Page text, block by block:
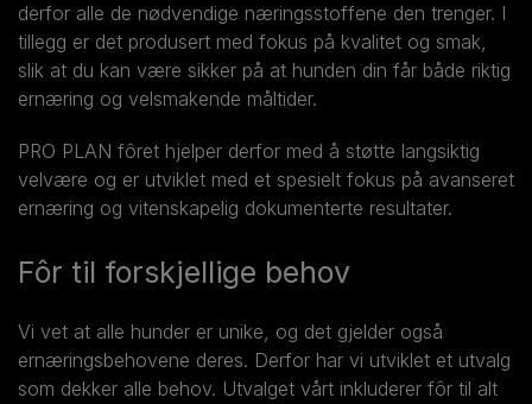
derfor alle de nødvendige næringsstoffene den trenger. I
tillegg er det produsert med fokus på kvalitet og smak,
slik at du kan være sikker på at hunden din får både riktig
ernæring og velsmakende måltider.
PRO PLAN fôret hjelper derfor med å støtte langsiktig
velvære og er utviklet med et spesielt fokus på avanseret
ernæring og vitenskapelig dokumenterte resultater.
Fôr til forskjellige behov
Vi vet at alle hunder er unike, og det gjelder også
ernæringsbehovene deres. Derfor har vi utviklet et utvalg
som dekker alle behov. Utvalget vårt inkluderer fôr til alt